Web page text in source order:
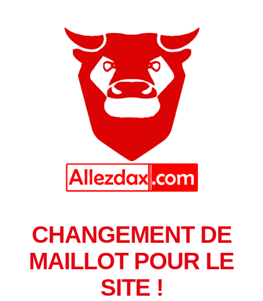
CHANGEMENT DE
MAILLOT POUR LE
SITE !